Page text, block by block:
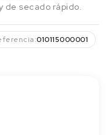
de secado rápido.
010115000001